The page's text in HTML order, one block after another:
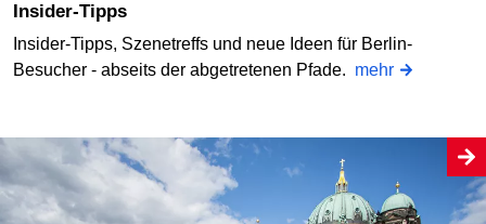
Insider-Tipps
Insider-Tipps, Szenetreffs und neue Ideen für Berlin-
Besucher - abseits der abgetretenen Pfade. mehr